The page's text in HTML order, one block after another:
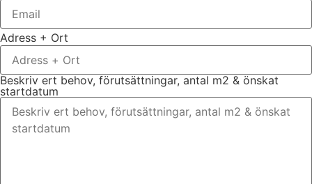
Adress + Ort
Beskriv ert behov, förutsättningar, antal m2 & önskat
startdatum